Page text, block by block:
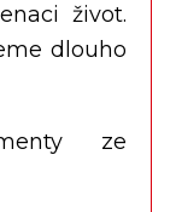
život.
dlouho
ze